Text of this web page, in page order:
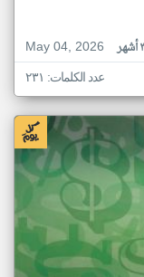
May 04, 2026
عدد الكلمات: ٢٣١